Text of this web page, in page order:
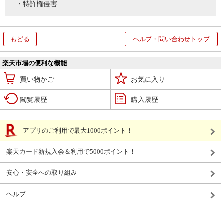
・特許権侵害
もどる ヘルプ・問い合わせトップ
楽天市場の便利な機能
買い物かご お気に入り
閲覧履歴 購入履歴
アプリのご利用で最大1000ポイント！
楽天カード新規入会＆利用で5000ポイント！
安心・安全への取り組み
ヘルプ